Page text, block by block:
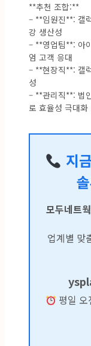
**추천 조합:**
– **임원진**: 갤
강 생산성
– **영업팀**: 아
엄 고객 응대
– **현장직**: 갤
성
– **관리직**: 법
로 효율성 극대화
지
모두네트
업계별 맞
평일